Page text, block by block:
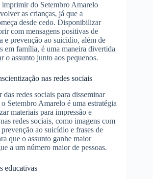
imprimir do Setembro Amarelo
as crianças, já que a
desde cedo. Disponibilizar
com mensagens positivas de
e prevenção ao suicídio, além de
em família, é uma maneira divertida
o assunto junto aos pequenos.
nas redes sociais
redes sociais para disseminar
Setembro Amarelo é uma estratégia
materiais para impressão e
redes sociais, como imagens com
ao suicídio e frases de
que o assunto ganhe maior
a um número maior de pessoas.
educativas